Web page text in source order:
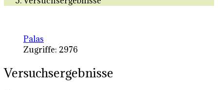
Palas
Zugriffe: 2976
Versuchsergebnisse